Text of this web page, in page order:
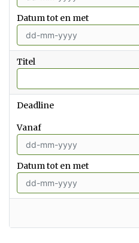
Datum tot en met
Titel
Deadline
vanaf
Datum tot en met